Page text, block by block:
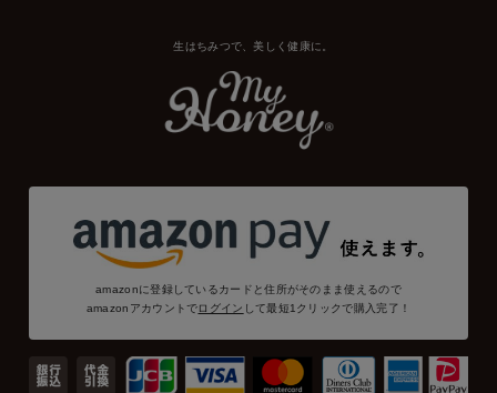
生はちみつで、美しく健康に。
amazonに登録しているカードと住所がそのまま使えるので
amazonアカウントでログイン して最短1クリックで購入完了！